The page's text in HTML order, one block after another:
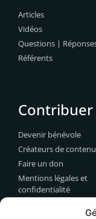
Articles
Vidéos
Questions |
Référents
Contribuer
Devenir bénévole
Créateurs de
Faire un don
Mentions légales et
confidentialité